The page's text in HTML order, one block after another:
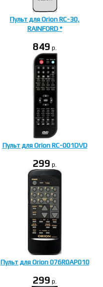
Пульт для Orion RC-30,
RAINFORD *
849 p.
Пульт для Orion RC-001DVD
299 p.
Пульт для Orion 076R0AP010
299 p.